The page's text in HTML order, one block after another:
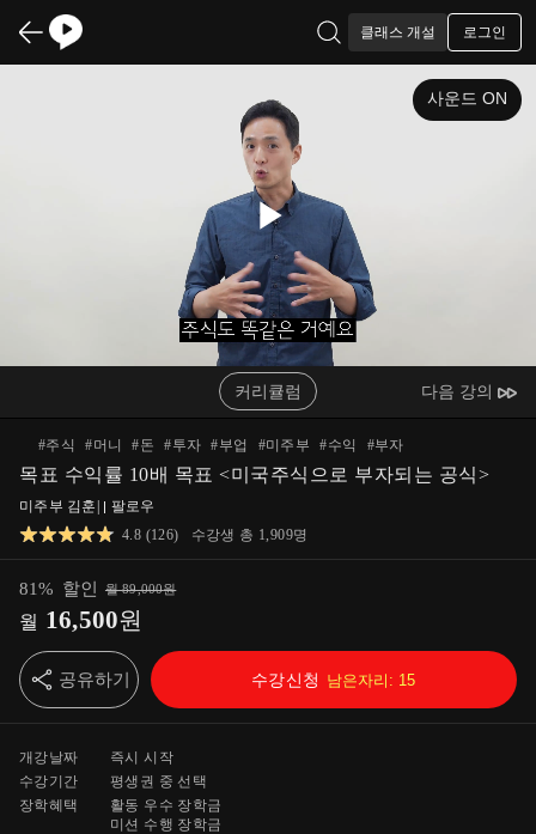
클래스 개설 로그인
Play
Video
사운드 ON
커리큘럼 다음 강의
#주식 #머니 #돈 #투자 #부업 #미주부 #수익 #부자
목표 수익률 10배 목표 <미국주식으로 부자되는 공식>
미주부 김훈
팔로우
4.8 (126) 수강생 총 1,909명
81% 할인 월89,000원
월 16,500원
공유하기 수강신청 남은자리: 15
개강날짜
즉시 시작
수강기간
평생 권 중 선택
장학혜택
활동 우수 장학금
미션 수행 장학금